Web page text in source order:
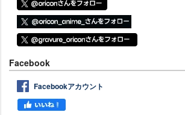
Facebook
Facebookアカウント